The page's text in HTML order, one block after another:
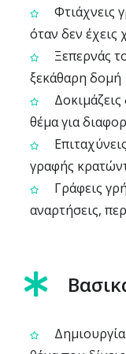
Φτιάχνεις
όταν δεν έχεις
Ξεπερνάς
ξεκάθαρη δομή
θέμα για
γραφής
Γράφεις
αναρτήσεις,